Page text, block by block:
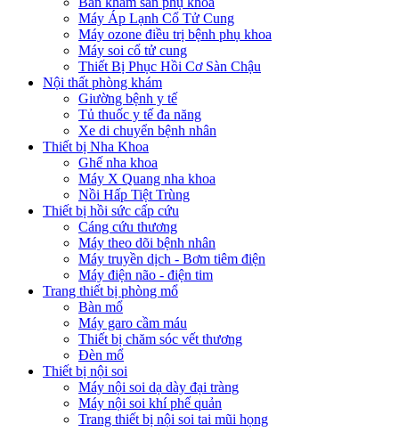
Máy Áp Lạnh Cổ Tử Cung
Máy ozone điều trị bệnh phụ khoa
Máy soi cổ tử cung
Thiết Bị Phục Hồi Cơ Sàn Chậu
Nội thất phòng khám
Giường bệnh y tế
Tủ thuốc y tế đa năng
Xe di chuyển bệnh nhân
Thiết bị Nha Khoa
Ghế nha khoa
Máy X Quang nha khoa
Nồi Hấp Tiệt Trùng
Thiết bị hồi sức cấp cứu
Cáng cứu thương
Máy theo dõi bệnh nhân
Máy truyền dịch - Bơm tiêm điện
Máy điện não - điện tim
Trang thiết bị phòng mổ
Bàn mổ
Máy garo cầm máu
Thiết bị chăm sóc vết thương
Đèn mổ
Thiết bị nội soi
Máy nội soi dạ dày đại tràng
Máy nội soi khí phế quản
Trang thiết bị nội soi tai mũi họng